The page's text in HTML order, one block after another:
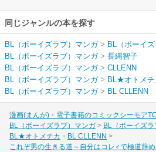
同じジャンルの本を探す
BL（ボーイズラブ）マンガ> BL（ボーイ
BL（ボーイズラブ）マンガ> 長縄智子
BL（ボーイズラブ）マンガ> CLLENN
BL（ボーイズラブ）マンガ> BL★オトメチ
BL（ボーイズラブ）マンガ> BL CLLENN
漫画(まんが)・電子書籍のコミックシーモア
BL（ボーイズラブ）マンガ
BL（ボーイズ
BL★オトメチカ
BL CLLENN
これぞ男の生きる道～自分はコレ♂で極道辞